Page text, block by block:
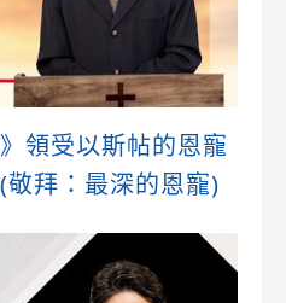
領受以斯帖的恩寵
拜：最深的恩寵)